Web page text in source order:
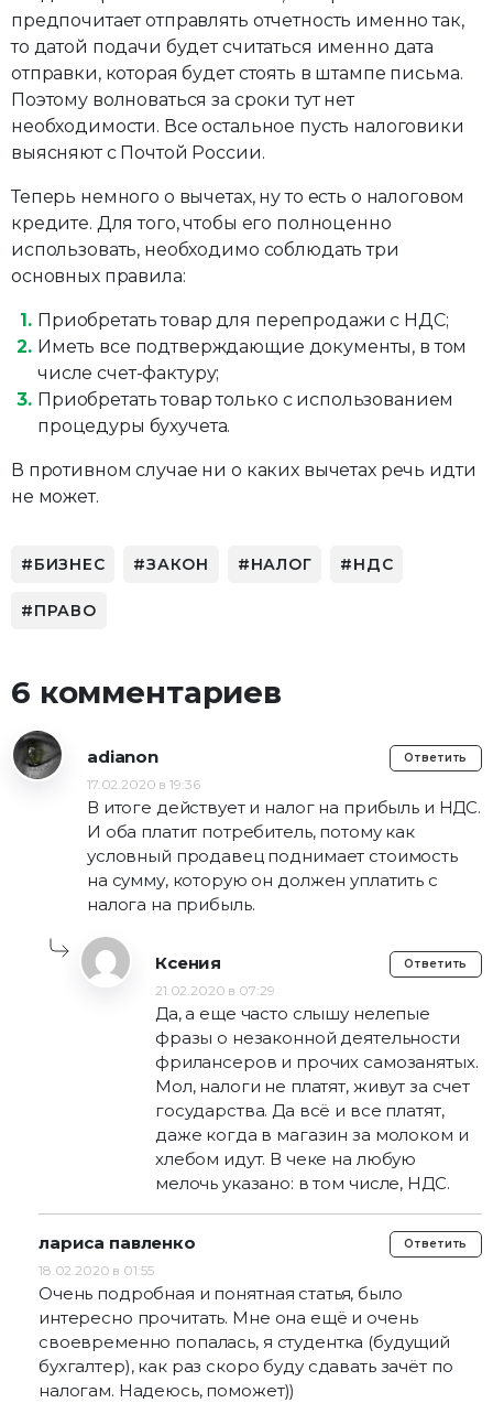
предпочитает отправлять отчетность именно так,
то датой подачи будет считаться именно дата
отправки, которая будет стоять в штампе письма.
Поэтому волноваться за сроки тут нет
необходимости. Все остальное пусть налоговики
выясняют с Почтой России.
Теперь немного о вычетах, ну то есть о налоговом
кредите. Для того, чтобы его полноценно
использовать, необходимо соблюдать три
основных правила:
Приобретать товар для перепродажи с НДС;
Иметь все подтверждающие документы, в том
числе счет-фактуру;
Приобретать товар только с использованием
процедуры бухучета.
В противном случае ни о каких вычетах речь идти
не может.
БИЗНЕС ЗАКОН НАЛОГ НДС
ПРАВО
6 комментариев
adianon Ответить
17.02.2020 в 19:36
В итоге действует и налог на прибыль и НДС.
И оба платит потребитель, потому как
условный продавец поднимает стоимость
на сумму, которую он должен уплатить с
налога на прибыль.
Ксения Ответить
21.02.2020 в 07:29
Да, а еще часто слышу нелепые
фразы о незаконной деятельности
фрилансеров и прочих самозанятых.
Мол, налоги не платят, живут за счет
государства. Да всё и все платят,
даже когда в магазин за молоком и
хлебом идут. В чеке на любую
мелочь указано: в том числе, НДС.
лариса павленко Ответить
18.02.2020 в 01:55
Очень подробная и понятная статья, было
интересно прочитать. Мне она ещё и очень
своевременно попалась, я студентка (будущий
бухгалтер), как раз скоро буду сдавать зачёт по
налогам. Надеюсь, поможет))